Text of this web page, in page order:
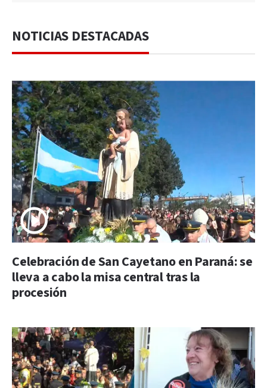
NOTICIAS DESTACADAS
Celebración de San Cayetano en Paraná: se
lleva a cabo la misa central tras la
procesión